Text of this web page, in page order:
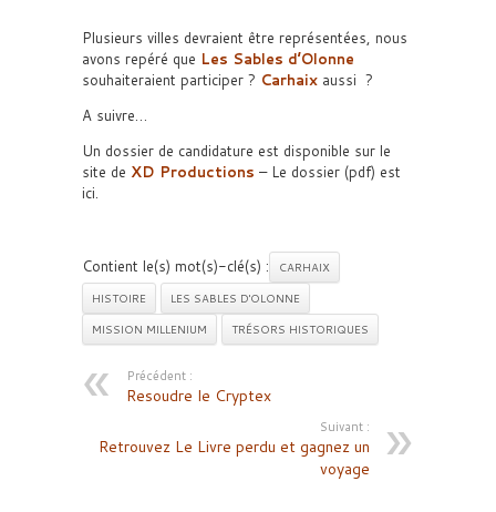
Plusieurs villes devraient être représentées, nous
avons repéré que Les Sables d’Olonne
souhaiteraient participer ? Carhaix aussi ?
A suivre…
Un dossier de candidature est disponible sur le
site de XD Productions – Le dossier (pdf) est
ici.
Contient le(s) mot(s)-clé(s) :
CARHAIX
HISTOIRE
LES SABLES D'OLONNE
MISSION MILLENIUM
TRÉSORS HISTORIQUES
Précédent :
Resoudre le Cryptex
Suivant :
Retrouvez Le Livre perdu et gagnez un
voyage